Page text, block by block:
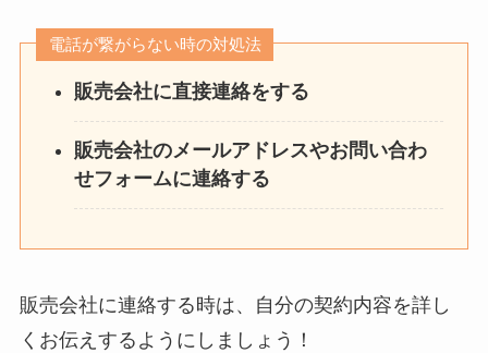
電話が繋がらない時の対処法
販売会社に直接連絡をする
販売会社のメールアドレスやお問い合わ
せフォームに連絡する
販売会社に連絡する時は、自分の契約内容を詳し
くお伝えするようにしましょう！